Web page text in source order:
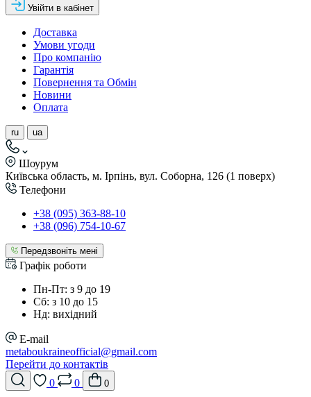
Увійти в кабінет
Доставка
Умови угоди
Про компанію
Гарантія
Повернення та Обмін
Новини
Оплата
ru ua
Шоурум
Київська область, м. Ірпінь, вул. Соборна, 126 (1 поверх)
Телефони
+38 (095) 363-88-10
+38 (096) 754-10-67
Передзвоніть мені
Графік роботи
Пн-Пт: з 9 до 19
Сб: з 10 до 15
Нд: вихідний
E-mail
metaboukraineofficial@gmail.com
Перейти до контактів
0
0 0